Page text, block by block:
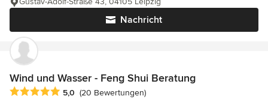
Nachricht
Wind und Wasser - Feng Shui Beratung
Durchschnittliche Bewertung: 5 von 5 Sternen
5,0 (20 Bewertungen)